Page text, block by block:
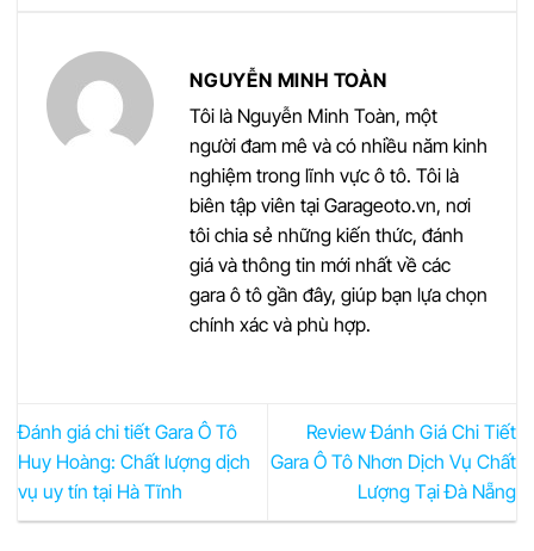
NGUYỄN MINH TOÀN
Tôi là Nguyễn Minh Toàn, một
người đam mê và có nhiều năm kinh
nghiệm trong lĩnh vực ô tô. Tôi là
biên tập viên tại Garageoto.vn, nơi
tôi chia sẻ những kiến thức, đánh
giá và thông tin mới nhất về các
gara ô tô gần đây, giúp bạn lựa chọn
chính xác và phù hợp.
Đánh giá chi tiết Gara Ô Tô
Huy Hoàng: Chất lượng dịch
vụ uy tín tại Hà Tĩnh
Review Đánh Giá Chi Tiết
Gara Ô Tô Nhơn Dịch Vụ Chất
Lượng Tại Đà Nẵng